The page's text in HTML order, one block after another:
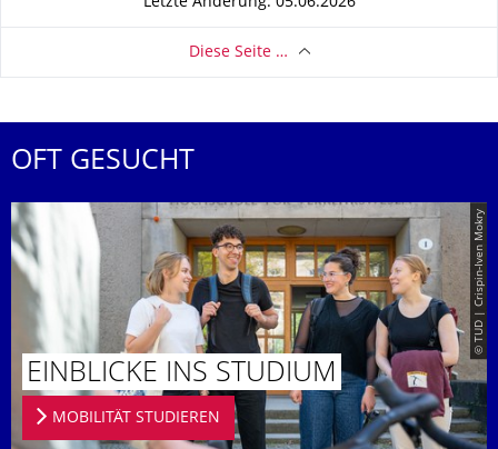
Diese Seite …
OFT GESUCHT
© TUD | Crispin-Iven Mokry
EINBLICKE INS STUDIUM
MOBILITÄT STUDIEREN